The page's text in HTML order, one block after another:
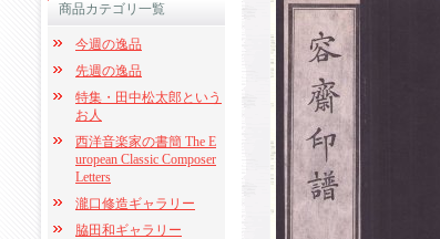
商品カテゴリ一覧
今週の逸品
先週の逸品
特集・田中松太郎という
お人
西洋音楽家の書簡 The E
uropean Classic Composer
Letters
瀧口修造ギャラリー
脇田和ギャラリー